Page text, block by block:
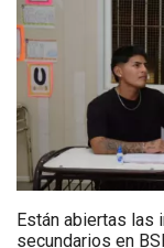
Están abiertas las
secundarios en